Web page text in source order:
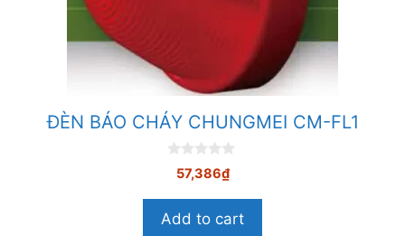
ĐÈN BÁO CHÁY CHUNGMEI CM-FL1
à
57,386₫
Add to cart